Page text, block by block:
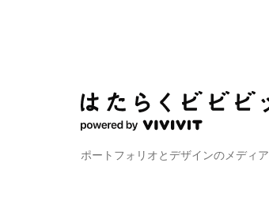
ポートフォリオとデザインのメディア